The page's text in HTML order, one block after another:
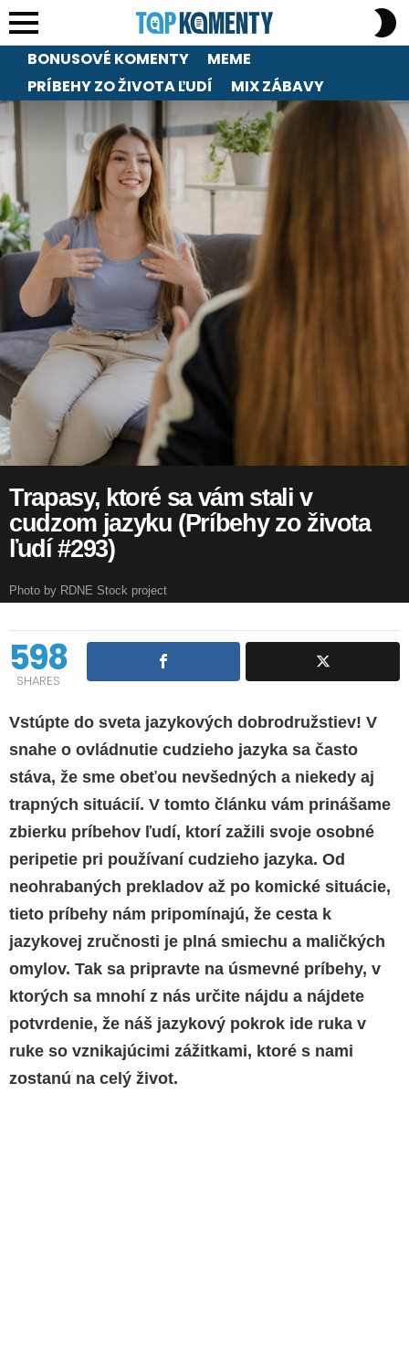
Menu
BONUSOVÉ KOMENTY
MEME
PRÍBEHY ZO ŽIVOTA ĽUDÍ
MIX ZÁBAVY
Trapasy, ktoré sa vám stali v
cudzom jazyku (Príbehy zo života
ľudí #293)
Photo by RDNE Stock project
598
SHARES
Vstúpte do sveta jazykových dobrodružstiev! V
snahe o ovládnutie cudzieho jazyka sa často
stáva, že sme obeťou nevšedných a niekedy aj
trapných situácií. V tomto článku vám prinášame
zbierku príbehov ľudí, ktorí zažili svoje osobné
peripetie pri používaní cudzieho jazyka. Od
neohrabaných prekladov až po komické situácie,
tieto príbehy nám pripomínajú, že cesta k
jazykovej zručnosti je plná smiechu a maličkých
omylov. Tak sa pripravte na úsmevné príbehy, v
ktorých sa mnohí z nás určite nájdu a nájdete
potvrdenie, že náš jazykový pokrok ide ruka v
ruke so vznikajúcimi zážitkami, ktoré s nami
zostanú na celý život.